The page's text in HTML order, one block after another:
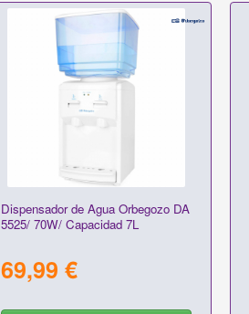
Dispensador de Agua Orbegozo DA
5525/ 70W/ Capacidad 7L
69,99 €